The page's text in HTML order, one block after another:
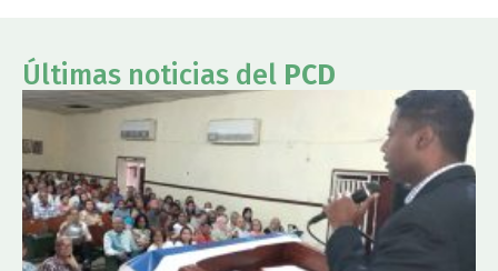
Últimas noticias del PCD